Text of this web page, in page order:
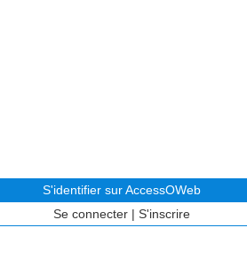
S'identifier sur AccessOWeb
Se connecter | S'inscrire